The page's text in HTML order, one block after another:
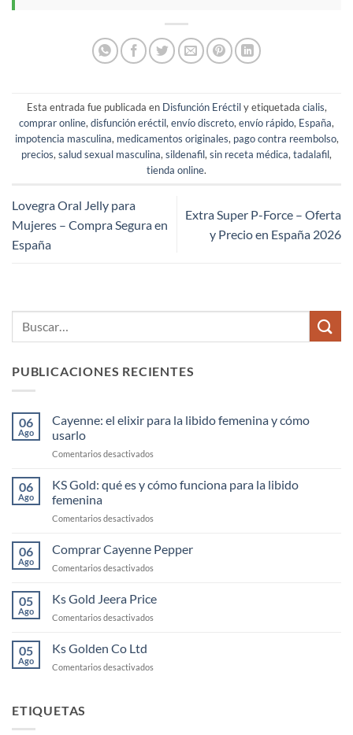
Esta entrada fue publicada en Disfunción Eréctily etiquetada cialis,
comprar online, disfunción eréctil, envío discreto, envío rápido, España,
impotencia masculina, medicamentos originales, pago contra reembolso,
precios, salud sexual masculina, sildenafil, sin receta médica, tadalafil,
tienda online.
Lovegra Oral Jelly para
Mujeres – Compra Segura en
España
Extra Super P-Force – Oferta
y Precio en España 2026
PUBLICACIONES RECIENTES
06
Ago
Cayenne: el elixir para la libido femenina y cómo
usarlo
Comentarios desactivados
el
elixir
la
femenina
cómo
06
Ago
KS Gold: qué es y cómo funciona para la libido
femenina
Comentarios desactivados
Gold:
qué
es
cómo
06
Ago
Comprar Cayenne Pepper
Comentarios desactivados
Pepper
05
Ago
Ks Gold Jeera Price
Comentarios desactivados
Price
05
Ago
Ks Golden Co Ltd
Comentarios desactivados
ETIQUETAS